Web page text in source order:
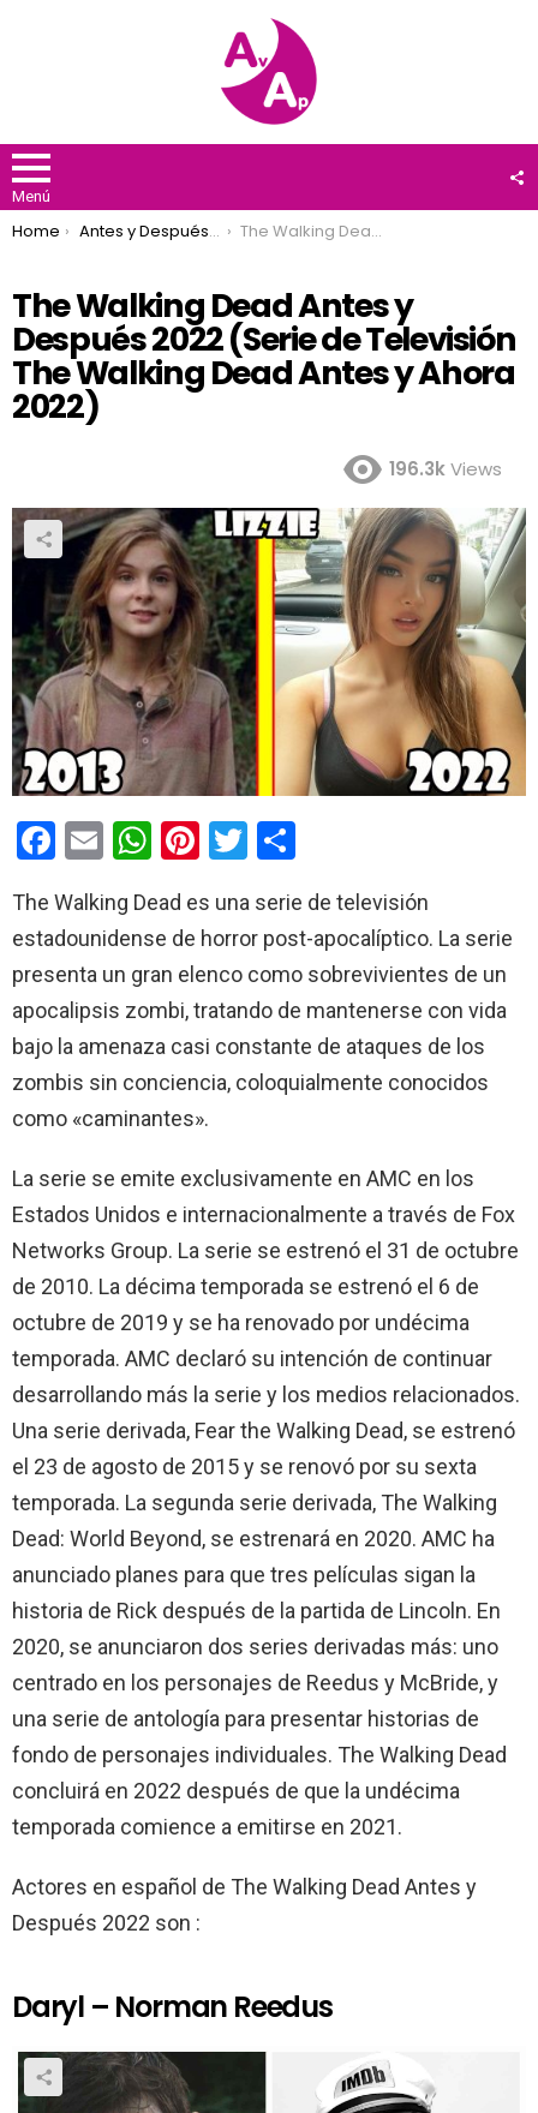
Menú
You are here:
Home Antes y Después 2022 The Walking Dead Antes y Después 2022 (Serie de Televisión The Walking Dead Antes y Ahora 2022)
The Walking Dead Antes y
Después 2022 (Serie de Televisión
The Walking Dead Antes y Ahora
2022)
196.3kViews
F
ce
b
o
o
k
E
ail
W
at
s
A
p
p
Pi
er
es
t
T
tt
er
m
p
ar
tir
The Walking Dead es una serie de televisión
estadounidense de horror post-apocalíptico. La serie
presenta un gran elenco como sobrevivientes de un
apocalipsis zombi, tratando de mantenerse con vida
bajo la amenaza casi constante de ataques de los
zombis sin conciencia, coloquialmente conocidos
como «caminantes».
La serie se emite exclusivamente en AMC en los
Estados Unidos e internacionalmente a través de Fox
Networks Group. La serie se estrenó el 31 de octubre
de 2010. La décima temporada se estrenó el 6 de
octubre de 2019 y se ha renovado por undécima
temporada. AMC declaró su intención de continuar
desarrollando más la serie y los medios relacionados.
Una serie derivada, Fear the Walking Dead, se estrenó
el 23 de agosto de 2015 y se renovó por su sexta
temporada. La segunda serie derivada, The Walking
Dead: World Beyond, se estrenará en 2020. AMC ha
anunciado planes para que tres películas sigan la
historia de Rick después de la partida de Lincoln. En
2020, se anunciaron dos series derivadas más: uno
centrado en los personajes de Reedus y McBride, y
una serie de antología para presentar historias de
fondo de personajes individuales. The Walking Dead
concluirá en 2022 después de que la undécima
temporada comience a emitirse en 2021.
Actores en español de The Walking Dead Antes y
Después 2022 son :
Daryl – Norman Reedus